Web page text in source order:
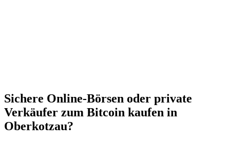
Sichere Online-Börsen oder private
Verkäufer zum Bitcoin kaufen in
Oberkotzau?